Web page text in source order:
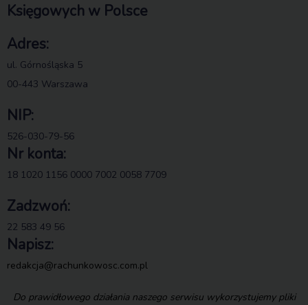
Księgowych w Polsce
Adres:
ul. Górnośląska 5
00-443 Warszawa
NIP:
526-030-79-56
Nr konta:
18 1020 1156 0000 7002 0058 7709
Zadzwoń:
22 583 49 56
Napisz:
redakcja@rachunkowosc.com.pl
Do prawidłowego działania naszego serwisu wykorzystujemy pliki